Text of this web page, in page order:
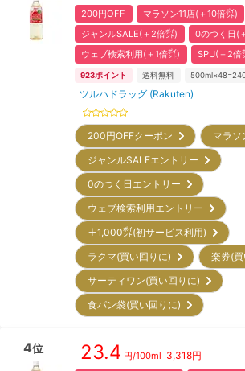
200円OFF
マラソン11店(＋10倍㌽)
ジャンルSALE(＋2倍㌽)
0のつく日(
ウェブ検索利用(＋1倍㌽)
SPU(＋2倍
923ポイント 送料無料
ツルハドラッグ (Rakuten)
200円OFFクーポン
マラ
ジャンルSALEエントリー
0のつく日エントリー
ウェブ検索利用エントリー
＋1,000㌽(初サービス利用)
ラクマ(買い回りに)
楽券(
サーティワン(買い回りに)
食パン袋(買い回りに)
4位 23.4 円/100ml 3,318円